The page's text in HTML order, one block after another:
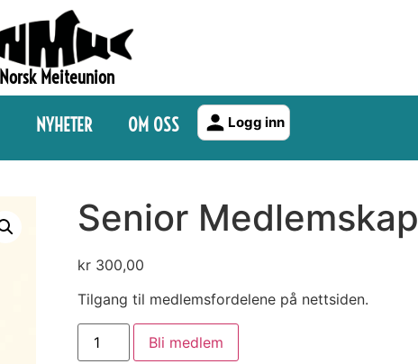
Norsk Meiteunion
NYHETER OM OSS Logg inn
Senior Medlemskap
kr300,00
Tilgang til medlemsfordelene på nettsiden.
Bli medlem